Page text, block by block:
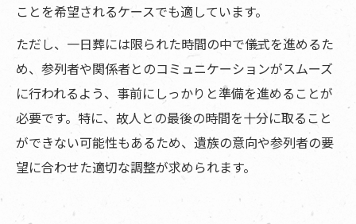
ことを希望されるケースでも適しています。
ただし、一日葬には限られた時間の中で儀式を進めるた
め、参列者や関係者とのコミュニケーションがスムーズ
に行われるよう、事前にしっかりと準備を進めることが
必要です。特に、故人との最後の時間を十分に取ること
ができない可能性もあるため、遺族の意向や参列者の要
望に合わせた適切な調整が求められます。